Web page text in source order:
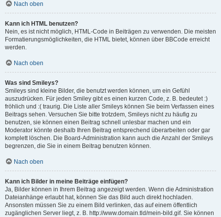
Nach oben
Kann ich HTML benutzen?
Nein, es ist nicht möglich, HTML-Code in Beiträgen zu verwenden. Die meisten
Formatierungsmöglichkeiten, die HTML bietet, können über BBCode erreicht
werden.
Nach oben
Was sind Smileys?
Smileys sind kleine Bilder, die benutzt werden können, um ein Gefühl
auszudrücken. Für jeden Smiley gibt es einen kurzen Code, z. B. bedeutet :)
fröhlich und :( traurig. Die Liste aller Smileys können Sie beim Verfassen eines
Beitrags sehen. Versuchen Sie bitte trotzdem, Smileys nicht zu häufig zu
benutzen, sie können einen Beitrag schnell unlesbar machen und ein
Moderator könnte deshalb Ihren Beitrag entsprechend überarbeiten oder gar
komplett löschen. Die Board-Administration kann auch die Anzahl der Smileys
begrenzen, die Sie in einem Beitrag benutzen können.
Nach oben
Kann ich Bilder in meine Beiträge einfügen?
Ja, Bilder können in Ihrem Beitrag angezeigt werden. Wenn die Administration
Dateianhänge erlaubt hat, können Sie das Bild auch direkt hochladen.
Ansonsten müssen Sie zu einem Bild verlinken, das auf einem öffentlich
zugänglichen Server liegt, z. B. http://www.domain.tld/mein-bild.gif. Sie können